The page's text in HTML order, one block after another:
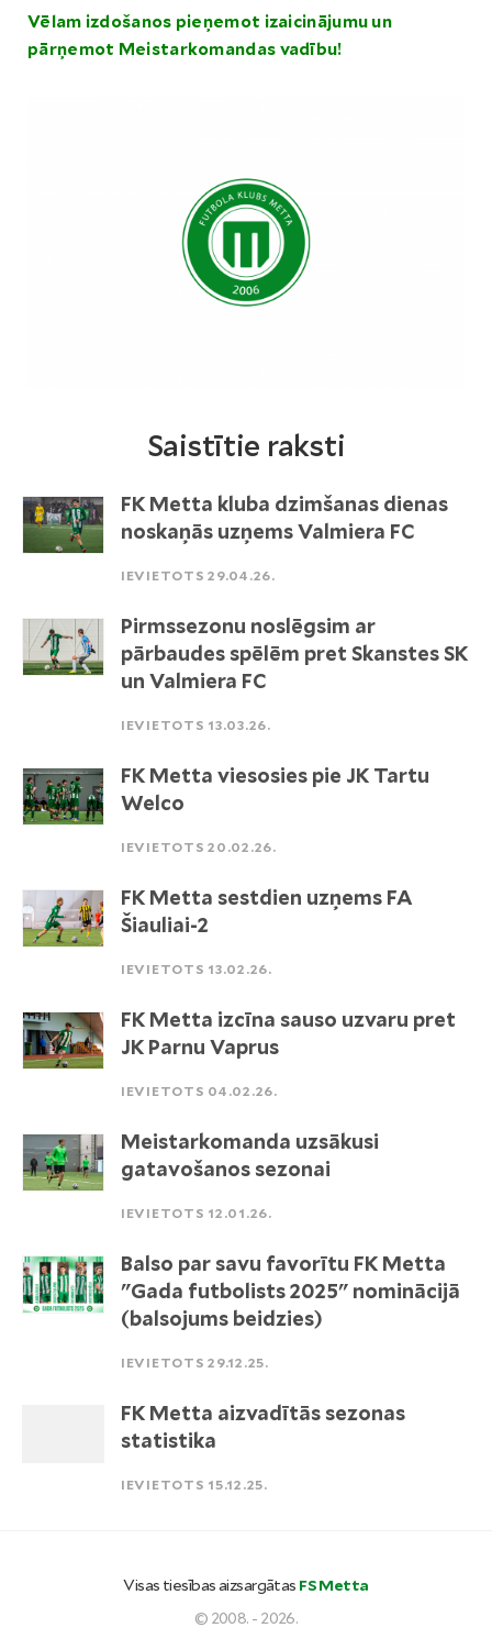
Vēlam izdošanos pieņemot izaicinājumu un
pārņemot Meistarkomandas vadību!
Saistītie raksti
FK Metta kluba dzimšanas dienas
noskaņās uzņems Valmiera FC
IEVIETOTS 29.04.26.
Pirmssezonu noslēgsim ar
pārbaudes spēlēm pret Skanstes SK
un Valmiera FC
IEVIETOTS 13.03.26.
FK Metta viesosies pie JK Tartu
Welco
IEVIETOTS 20.02.26.
FK Metta sestdien uzņems FA
Šiauliai-2
IEVIETOTS 13.02.26.
FK Metta izcīna sauso uzvaru pret
JK Parnu Vaprus
IEVIETOTS 04.02.26.
Meistarkomanda uzsākusi
gatavošanos sezonai
IEVIETOTS 12.01.26.
Balso par savu favorītu FK Metta
"Gada futbolists 2025" nominācijā
(balsojums beidzies)
IEVIETOTS 29.12.25.
FK Metta aizvadītās sezonas
statistika
IEVIETOTS 15.12.25.
Visas tiesības aizsargātas FS Metta
© 2008. - 2026.